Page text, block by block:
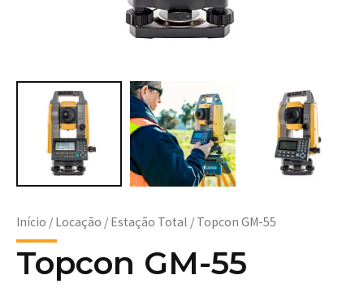
Início / Locação / Estação Total / Topcon GM-55
Topcon GM-55